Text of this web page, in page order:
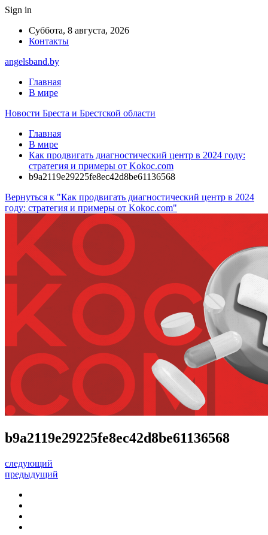
Sign in
Суббота, 8 августа, 2026
Контакты
angelsband.by
Главная
В мире
Новости Бреста и Брестской области
Главная
В мире
Как продвигать диагностический центр в 2024 году:
стратегия и примеры от Kokoc.com
b9a2119e29225fe8ec42d8be61136568
Вернуться к "Как продвигать диагностический центр в 2024
году: стратегия и примеры от Kokoc.com"
b9a2119e29225fe8ec42d8be61136568
следующий
предыдущий